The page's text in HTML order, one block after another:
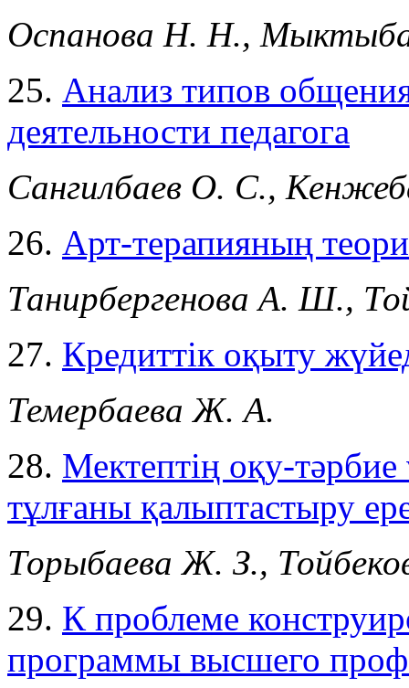
Оспанова Н. Н.,
25. Анализ типов
деятельности педагога
Сангилбаев О. С.,
26. Арт-терапияның
Танирбергенова А. Ш.,
27. Кредиттік оқыту
Темербаева Ж. А.
28. Мектептің оқу-тәрбие
тұлғаны қалыптастыру
Торыбаева Ж. З.,
29. К проблеме
программы высшего